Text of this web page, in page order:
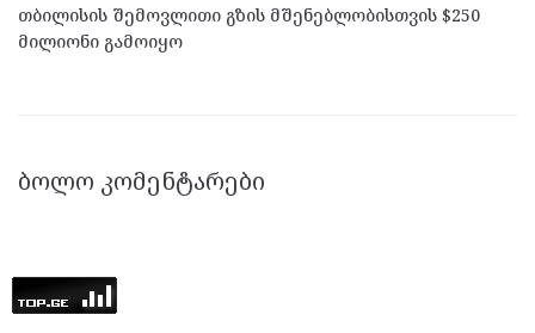
თბილისის შემოვლითი გზის მშენებლობისთვის $250
მილიონი გამოიყო
ᲑᲝᲚᲝ ᲙᲝᲛᲔᲜᲢᲐᲠᲔᲑᲘ